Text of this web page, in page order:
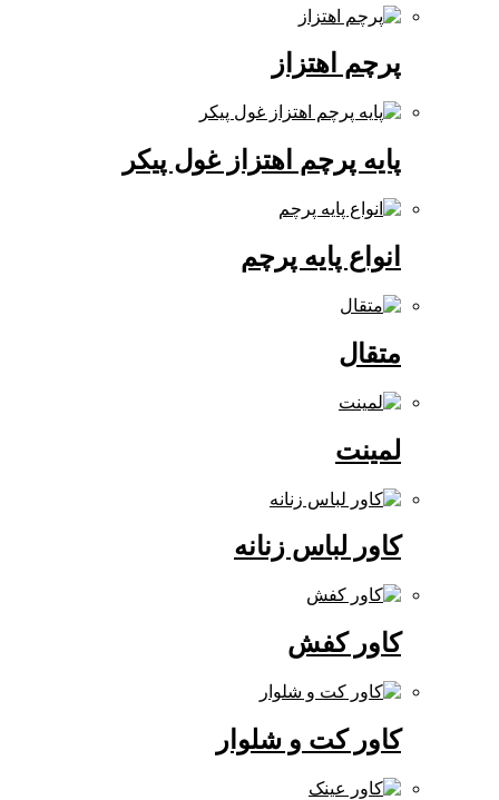
پرچم اهتزاز
پایه پرچم اهتزاز غول پیکر
انواع پایه پرچم
کاور لباس زنانه
کاور کفش
کاور کت و شلوار